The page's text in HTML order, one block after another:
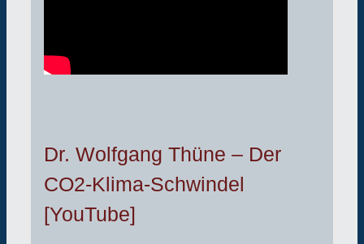
Dr. Wolfgang Thüne – Der
CO2-Klima-Schwindel
[YouTube]